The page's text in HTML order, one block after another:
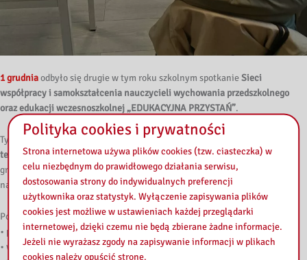
1 grudniaodbyło się drugie w tym roku szkolnym spotkanieSieci
współpracy i samokształcenia nauczycieli wychowania przedszkolnego
oraz edukacji wczesnoszkolnej „EDUKACYJNA PRZYSTAŃ”.
Tym razem uczestnicy wzięli udział w
warsztatach artystycznych o
tematyce świątecznej,które poprowadziłaAleksandra Banach– trenerka
grup edukacji artystycznej i przedmiotowej w wybranych modułach,
nauczycielka konsultantkaMSCDN Wydział w Płocku.
Podczas warsztatów uczestnicy:
• poznali inspirujące pomysły na zajęcia o tematyce świątecznej,
• wykonali kreatywne prace plastyczne oraz dekoracje bożonarodzeniowe,
Polityka cookies i prywatności
Strona internetowa używa plików cookies (tzw. ciasteczka) w
celu niezbędnym do prawidłowego działania serwisu,
dostosowania strony do indywidualnych preferencji
użytkownika oraz statystyk. Wyłączenie zapisywania plików
cookies jest możliwe w ustawieniach każdej przeglądarki
internetowej, dzięki czemu nie będą zbierane żadne informacje.
Jeżeli nie wyrażasz zgody na zapisywanie informacji w plikach
cookies należy opuścić stronę.